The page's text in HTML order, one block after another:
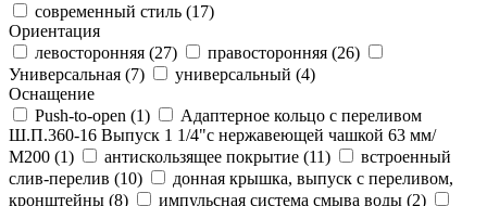
современный стиль (17)
Ориентация
левосторонняя (27) правосторонняя (26)
Универсальная (7) универсальный (4)
Оснащение
Push-to-open (1)
Адаптерное кольцо с переливом
Ш.П.360-16 Выпуск 1 1/4"с нержавеющей чашкой 63 мм/
М200 (1) антискользящее покрытие (11)
встроенный
слив-перелив (10)
донная крышка, выпуск с переливом,
кронштейны (8) импульсная система смыва воды (2)